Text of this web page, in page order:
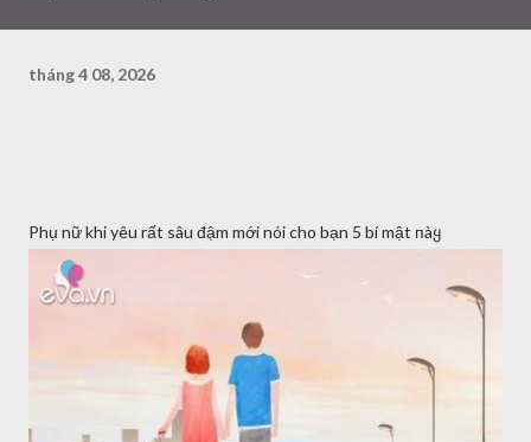
tháng 4 08, 2026
Phụ nữ khi yêu rất sâu đậm mới nói cho bạn 5 bí mật пàყ